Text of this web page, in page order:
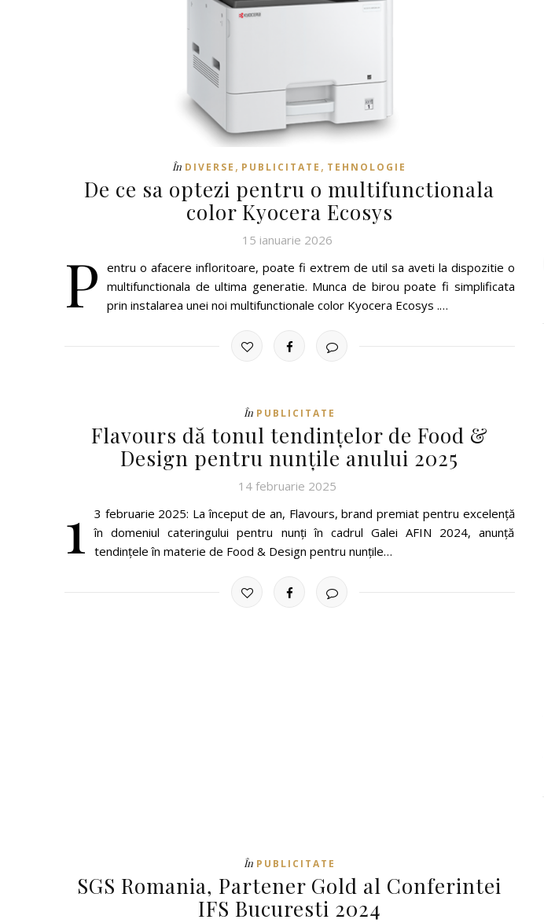
În DIVERSE , PUBLICITATE , TEHNOLOGIE
De ce sa optezi pentru o multifunctionala
color Kyocera Ecosys
15 ianuarie 2026
P entru o afacere infloritoare, poate fi extrem de util sa aveti la dispozitie o
multifunctionala de ultima generatie. Munca de birou poate fi simplificata
prin instalarea unei noi multifunctionale color Kyocera Ecosys .…
În PUBLICITATE
Flavours dă tonul tendințelor de Food &
Design pentru nunțile anului 2025
14 februarie 2025
1
3 februarie 2025: La început de an, Flavours, brand premiat pentru excelență
în domeniul cateringului pentru nunți în cadrul Galei AFIN 2024, anunță
tendințele în materie de Food & Design pentru nunțile…
În PUBLICITATE
SGS Romania, Partener Gold al Conferintei
IFS Bucuresti 2024